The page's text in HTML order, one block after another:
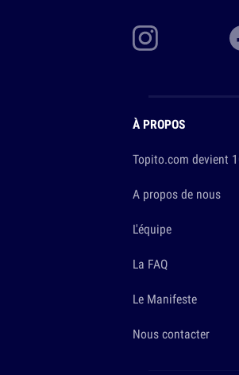
À PROPOS
Topito.com devient
A propos de nous
L'équipe
La FAQ
Le Manifeste
Nous contacter